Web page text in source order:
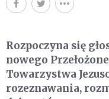
Rozpoczyna się
nowego
Towarzystwa
rozeznawania,